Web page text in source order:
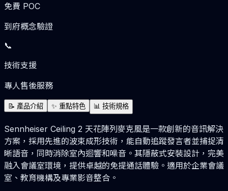
免費 POC
到府概念驗證
📞
技術支援
專人售後服務
📝 產品介紹 ✨ 重點特色 📊 技術規格
Sennheiser Ceiling 2 天花陣列麥克風是一款創新的音訊解決
方案，採用先進的波束成形技術，能自動追蹤發言者並捕捉清
晰語音，同時消除室內迴響和噪音。其隱蔽式安裝設計，完美
融入會議室環境，提供卓越的免提通話體驗。適用於企業會議
室、教育機構及專業影音整合。